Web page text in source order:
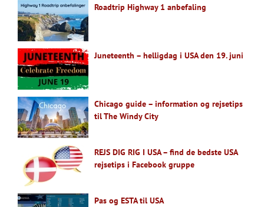
Roadtrip Highway 1 anbefaling
Juneteenth – helligdag i USA den 19. juni
Chicago guide – information og rejsetips
til The Windy City
REJS DIG RIG I USA – find de bedste USA
rejsetips i Facebook gruppe
Pas og ESTA til USA